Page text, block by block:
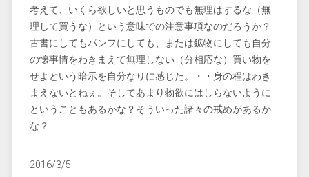
考えて、いくら欲しいと思うものでも無理はするな（無
理して買うな）という意味での注意事項なのだろうか？
古書にしてもパンフにしても、または鉱物にしても自分
の懐事情をわきまえて無理しない（分相応な）買い物を
せよという暗示を自分なりに感じた。・・身の程はわき
まえないとねぇ。そしてあまり物欲にはしらないように
ということもあるかな？そういった諸々の戒めがあるか
な？
2016/3/5